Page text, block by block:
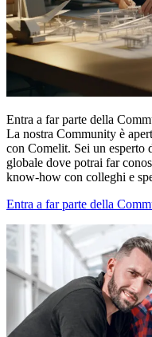
Entra a far parte della
La nostra Community è
con Comelit. Sei un esperto
globale dove potrai far
know-how con colleghi e
Entra a far parte della